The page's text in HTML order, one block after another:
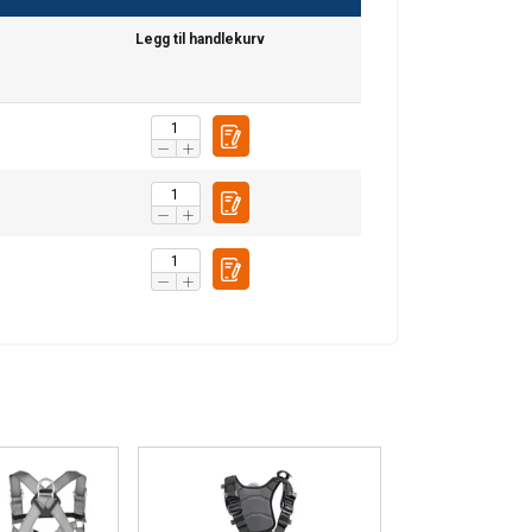
Legg til handlekurv
ENGLISH
other
services.
Privacy